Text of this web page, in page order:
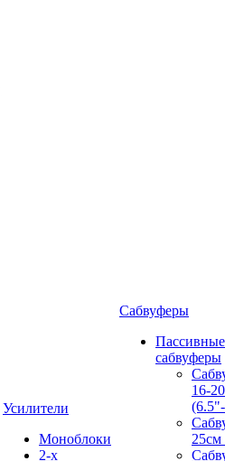
Усилители
Моноблоки
2-х
Сабвуферы
Пассивные
сабвуферы
16-